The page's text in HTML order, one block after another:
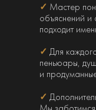
✓ Мастер
объяснений и
подходит
✓ Для
пеньюары,
и
✓